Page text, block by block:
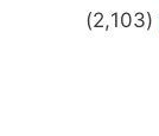
(2,103)